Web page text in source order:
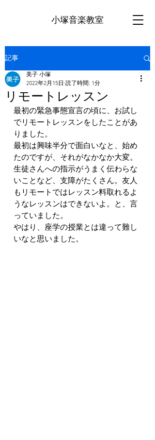
小塚音楽教室
記事
リモートレッスン
美子 小塚
2022年2月15日 読了時間: 1分
最初の緊急事態宣言の頃に、お試し
でリモートレッスンをしたことがあ
りました。
最初は興味半分で面白いなと、始め
たのですが、それがなかなか大変。
生徒さんへの指示がうまく伝わらな
いことなど、支障がたくさん。友人
もリモートではレッスン料取れるよ
うなレッスンはできないよ。と、言
っていました。
やはり、座学の授業とは違って難し
いなと思いました。